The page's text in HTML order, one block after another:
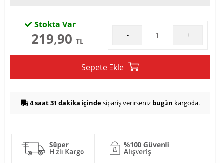
Stokta Var
219,90 TL
- +
Sepete Ekle
4 saat 31 dakika içindesipariş verirseniz bugün kargoda.